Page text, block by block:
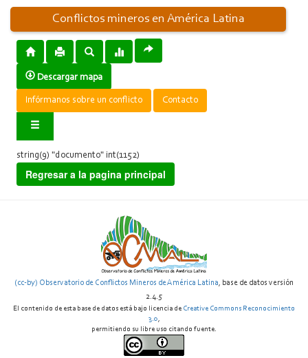
Conflictos mineros en América Latina
Descargar mapa
Infórmanos sobre un conflicto Contacto
string(9) "documento" int(1152)
Regresar a la pagina principal
(cc-by) Observatorio de Conflictos Mineros de América Latina, base de datos versión
2.4.5
El contenido de esta base de datos está bajo licencia de Creative Commons Reconocimiento
3.0,
permitiendo su libre uso citando fuente.